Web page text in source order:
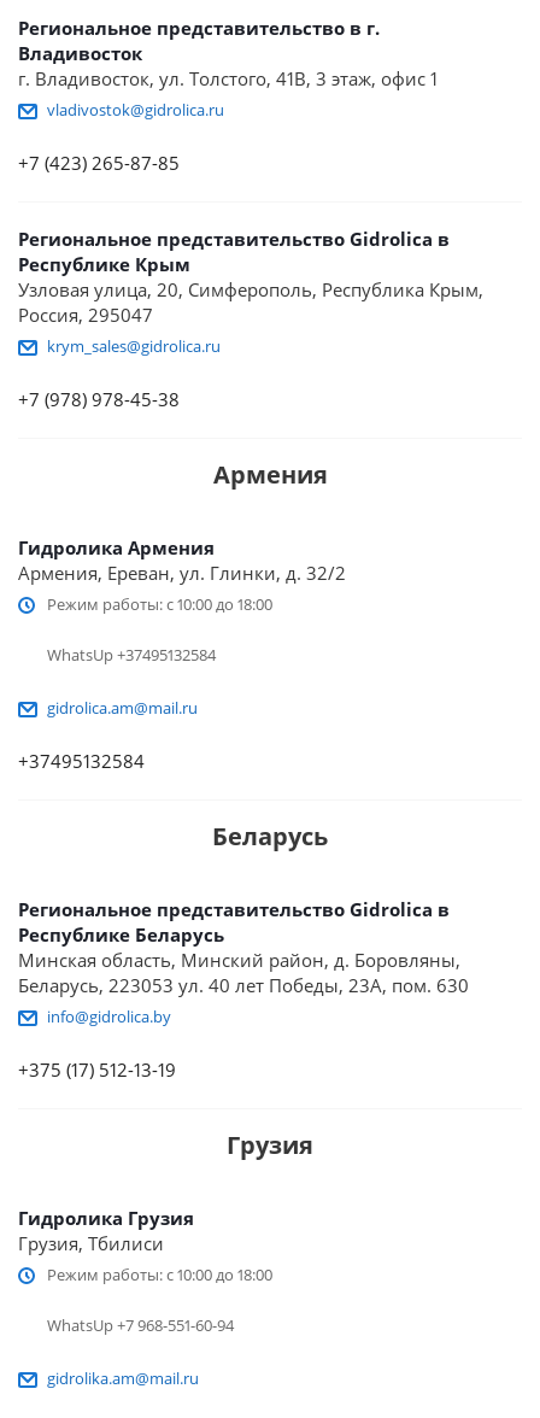
Региональное представительство в г.
Владивосток
г. Владивосток, ул. Толстого, 41В, 3 этаж, офис 1
vladivostok@gidrolica.ru
+7 (423) 265-87-85
Региональное представительство Gidrolica в
Республике Крым
Узловая улица, 20, Симферополь, Республика Крым,
Россия, 295047
krym_sales@gidrolica.ru
+7 (978) 978-45-38
Армения
Гидролика Армения
Армения, Ереван, ул. Глинки, д. 32/2
Режим работы: с 10:00 до 18:00
WhatsUp +37495132584
gidrolica.am@mail.ru
+37495132584
Беларусь
Региональное представительство Gidrolica в
Республике Беларусь
Минская область, Минский район, д. Боровляны,
Беларусь, 223053 ул. 40 лет Победы, 23А, пом. 630
info@gidrolica.by
+375 (17) 512-13-19
Грузия
Гидролика Грузия
Грузия, Тбилиси
Режим работы: с 10:00 до 18:00
WhatsUp +7 968-551-60-94
gidrolika.am@mail.ru